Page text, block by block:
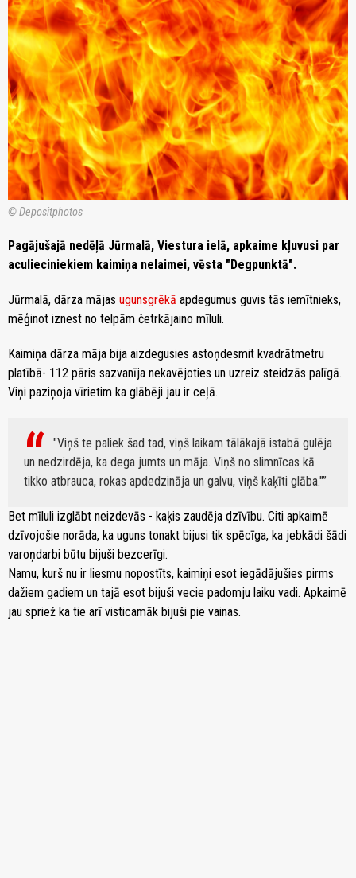
© Depositphotos
Pagājušajā nedēļā Jūrmalā, Viestura ielā, apkaime kļuvusi par
aculieciniekiem kaimiņa nelaimei, vēsta "Degpunktā".
Jūrmalā, dārza mājas ugunsgrēkā apdegumus guvis tās iemītnieks,
mēģinot iznest no telpām četrkājaino mīluli.
Kaimiņa dārza māja bija aizdegusies astoņdesmit kvadrātmetru
platībā- 112 pāris sazvanīja nekavējoties un uzreiz steidzās palīgā.
Viņi paziņoja vīrietim ka glābēji jau ir ceļā.
"Viņš te paliek šad tad, viņš laikam tālākajā istabā gulēja
un nedzirdēja, ka dega jumts un māja. Viņš no slimnīcas kā
tikko atbrauca, rokas apdedzināja un galvu, viņš kaķīti glāba."
Bet mīluli izglābt neizdevās - kaķis zaudēja dzīvību. Citi apkaimē
dzīvojošie norāda, ka uguns tonakt bijusi tik spēcīga, ka jebkādi šādi
varoņdarbi būtu bijuši bezcerīgi.
Namu, kurš nu ir liesmu nopostīts, kaimiņi esot iegādājušies pirms
dažiem gadiem un tajā esot bijuši vecie padomju laiku vadi. Apkaimē
jau spriež ka tie arī visticamāk bijuši pie vainas.